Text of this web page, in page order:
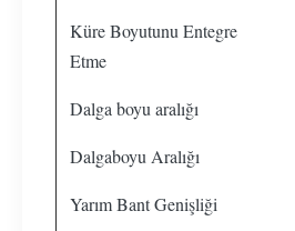
Küre Boyutunu Entegre
Etme
Dalga boyu aralığı
Dalgaboyu Aralığı
Yarım Bant Genişliği